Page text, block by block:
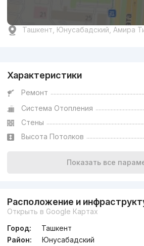
Ташкент, Юнусабадский, Амира
Характеристики
Ремонт
Система Отопления
Стены
Высота Потолков
Показать все
Расположение и
Открыть в Google Картах
Город:
Ташкент
Район:
Юнусабадский